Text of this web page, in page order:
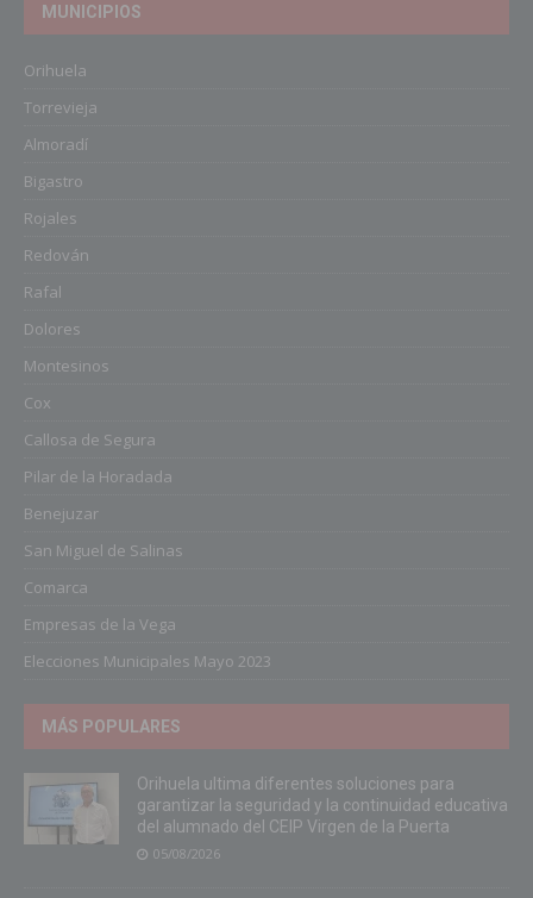
MUNICIPIOS
Orihuela
Torrevieja
Almoradí
Bigastro
Rojales
Redován
Rafal
Dolores
Montesinos
Cox
Callosa de Segura
Pilar de la Horadada
Benejuzar
San Miguel de Salinas
Comarca
Empresas de la Vega
Elecciones Municipales Mayo 2023
MÁS POPULARES
Orihuela ultima diferentes soluciones para
garantizar la seguridad y la continuidad educativa
del alumnado del CEIP Virgen de la Puerta
05/08/2026